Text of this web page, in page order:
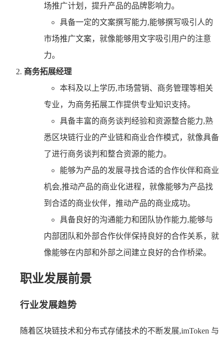
场推广计划，提升产品的品牌影响力。
具备一定的文案撰写能力,能够撰写吸引人的
市场推广文案，就像能够用文字吸引用户的注意
力。
商务拓展经理
本科及以上学历,市场营销、商务管理等相关
专业，为商务拓展工作提供专业知识支持。
具备丰富的商务谈判经验和资源整合能力,熟
悉区块链行业的产业链和商业合作模式，就像具备
了进行商务谈判和整合资源的能力。
能够为产品的发展寻找合适的合作伙伴和商业
机会,推动产品的商业化进程，就像能够为产品找
到合适的商业伙伴，推动产品的商业成功。
具备良好的沟通能力和团队协作能力,能够与
内部团队和外部合作伙伴保持良好的合作关系，就
像能够在内部和外部之间建立良好的合作桥梁。
职业发展前景
行业发展趋势
随着区块链技术和分布式存储技术的不断发展,imToken 与